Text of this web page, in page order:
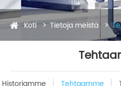
Koti Tietoja meistä
Historiamme Tehtaamme